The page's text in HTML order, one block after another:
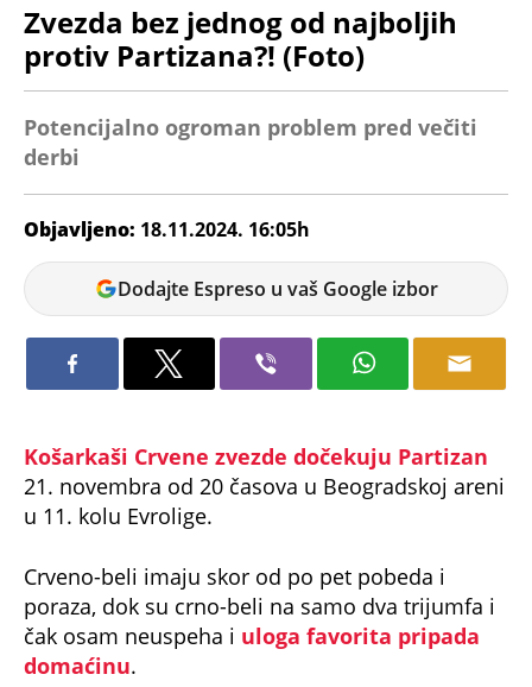
Zvezda bez jednog od najboljih
protiv Partizana?! (Foto)
Potencijalno ogroman problem pred večiti
derbi
Objavljeno: 18.11.2024. 16:05h
Veljko
Petrovic
Dodajte Espreso u vaš Google izbor
21. novembra od 20 časova u Beogradskoj areni
u 11. kolu Evrolige.
poraza, dok su crno-beli na samo dva trijumfa i
čak osam neuspeha iuloga favorita pripada
domaćinu.